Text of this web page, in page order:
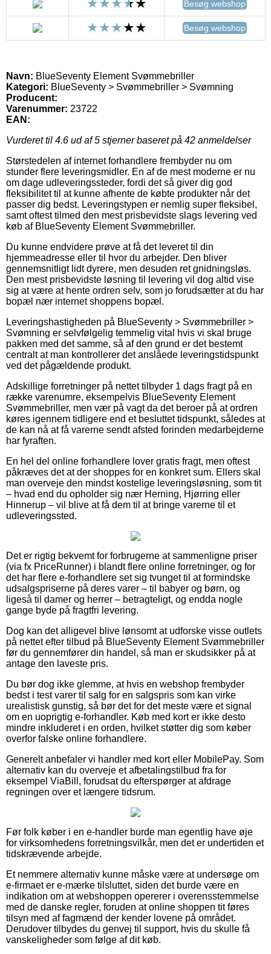
Besøg webshop
Besøg webshop
Navn: BlueSeventy Element Svømmebriller
Kategori: BlueSeventy > Svømmebriller > Svømning
Producent:
Varenummer: 23722
EAN:
Vurderet til 4.6 ud af 5 stjerner baseret på 42 anmeldelser
Størstedelen af internet forhandlere frembyder nu om
stunder flere leveringsmidler. En af de mest moderne er nu
om dage udleveringssteder, fordi det så giver dig god
fleksibilitet til at kunne afhente de købte produkter når det
passer dig bedst. Leveringstypen er nemlig super fleksibel,
samt oftest tilmed den mest prisbevidste slags levering ved
køb af BlueSeventy Element Svømmebriller.
Du kunne endvidere prøve at få det leveret til din
hjemmeadresse eller til hvor du arbejder. Den bliver
gennemsnitligt lidt dyrere, men desuden ret gnidningsløs.
Den mest prisbevidste løsning til levering vil dog altid vise
sig at være at hente ordren selv, som jo forudsætter at du har
bopæl nær internet shoppens bopæl.
Leveringshastigheden på BlueSeventy > Svømmebriller >
Svømning er selvfølgelig temmelig vital hvis vi skal bruge
pakken med det samme, så af den grund er det bestemt
centralt at man kontrollerer det anslåede leveringstidspunkt
ved det pågældende produkt.
Adskillige forretninger på nettet tilbyder 1 dags fragt på en
række varenumre, eksempelvis BlueSeventy Element
Svømmebriller, men vær på vagt da det beroer på at ordren
køres igennem tidligere end et besluttet tidspunkt, således at
de kan nå at få varerne sendt afsted forinden medarbejderne
har fyraften.
En hel del online forhandlere lover gratis fragt, men oftest
påkræves det at der shoppes for en konkret sum. Ellers skal
man overveje den mindst kostelige leveringsløsning, som tit
– hvad end du opholder sig nær Herning, Hjørring eller
Hinnerup – vil blive at få dem til at bringe varerne til et
udleveringssted.
Det er rigtig bekvemt for forbrugerne at sammenligne priser
(via fx PriceRunner) i blandt flere online forretninger, og for
det har flere e-forhandlere set sig tvunget til at formindske
udsalgspriserne på deres varer – til babyer og børn, og
ligeså til damer og herrer – betragteligt, og endda nogle
gange byde på fragtfri levering.
Dog kan det alligevel blive lønsomt at udforske visse outlets
på nettet efter tilbud på BlueSeventy Element Svømmebriller
før du gennemfører din handel, så man er skudsikker på at
antage den laveste pris.
Du bør dog ikke glemme, at hvis en webshop frembyder
bedst i test varer til salg for en salgspris som kan virke
urealistisk gunstig, så bør det for det meste være et signal
om en uoprigtig e-forhandler. Køb med kort er ikke desto
mindre inkluderet i en orden, hvilket støtter dig som køber
overfor falske online forhandlere.
Generelt anbefaler vi handler med kort eller MobilePay. Som
alternativ kan du overveje et afbetalingstilbud fra for
eksempel ViaBill, forudsat du efterspørger at afdrage
regningen over et længere tidsrum.
Før folk køber i en e-handler burde man egentlig have øje
for virksomhedens forretningsvilkår, men det er undertiden et
tidskrævende arbejde.
Et nemmere alternativ kunne måske være at undersøge om
e-firmaet er e-mærke tilsluttet, siden det burde være en
indikation om at webshoppen opererer i overensstemmelse
med de danske regler, foruden at online shoppen tit føres
tilsyn med af fagmænd der kender lovene på området.
Derudover tilbydes du genvej til support, hvis du skulle få
vanskeligheder som følge af dit køb.